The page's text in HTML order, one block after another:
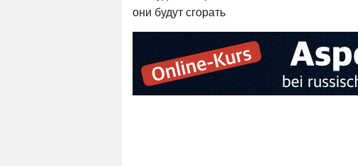
они будут сгорать